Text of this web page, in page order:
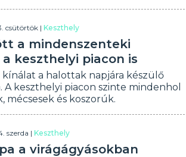
csütörtök |Keszthely
a mindenszenteki
keszthelyi piacon is
kínálat a halottak napjára készülő
A keszthelyi piacon szinte mindenhol
mécsesek és koszorúk.
szerda |Keszthely
a virágágyásokban